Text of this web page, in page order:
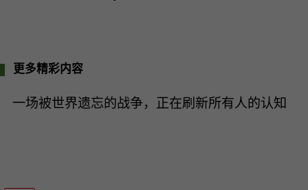
更多精彩内容
一场被世界遗忘的战争，正在刷新所有人的认知